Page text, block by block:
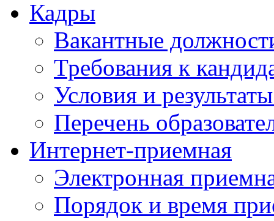
Кадры
Вакантные
Требования к
Условия и
Перечень
Интернет-приемная
Электронная
Порядок и время